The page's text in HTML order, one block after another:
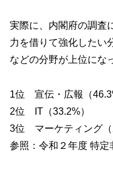
実際に、内閣府の調査
力を借りて強化したい
などの分野が上位にな
1位 宣伝・広報（
2位 IT（33.2%）
3位 マーケティング（
参照： 令和２年度 特定